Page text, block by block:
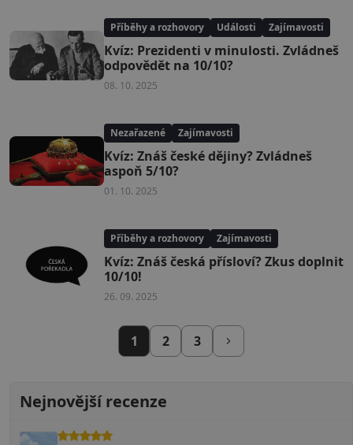
Příběhy a rozhovory Události Zajímavosti
Kvíz: Prezidenti v minulosti. Zvládneš
odpovědět na 10/10?
08. 10. 2025
Nezařazené Zajímavosti
Kvíz: Znáš české dějiny? Zvládneš
aspoň 5/10?
01. 10. 2025
Příběhy a rozhovory Zajímavosti
Kvíz: Znáš česká přísloví? Zkus doplnit
10/10!
26. 09. 2025
1 2 3
Nejnovější recenze